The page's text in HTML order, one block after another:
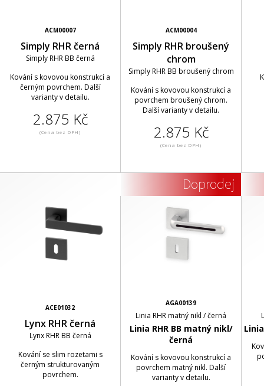
ACM00007
Simply RHR černá
Simply RHR BB černá
Kování s kovovou konstrukcí a
černým povrchem. Další
varianty v detailu.
2.875 Kč
(Cena bez DPH)
ACM00004
Simply RHR broušený
chrom
Simply RHR BB broušený chrom
Kování s kovovou konstrukcí a
povrchem broušený chrom.
Další varianty v detailu.
2.875 Kč
(Cena bez DPH)
ACE01032
Lynx RHR černá
Lynx RHR BB černá
Kování se slim rozetami s
černým strukturovaným
povrchem.
Doprodej
AGA00139
Linia RHR matný nikl / černá
Linia RHR BB matný nikl/
černá
Kování s kovovou konstrukcí a
povrchem matný nikl. Další
varianty v detailu.